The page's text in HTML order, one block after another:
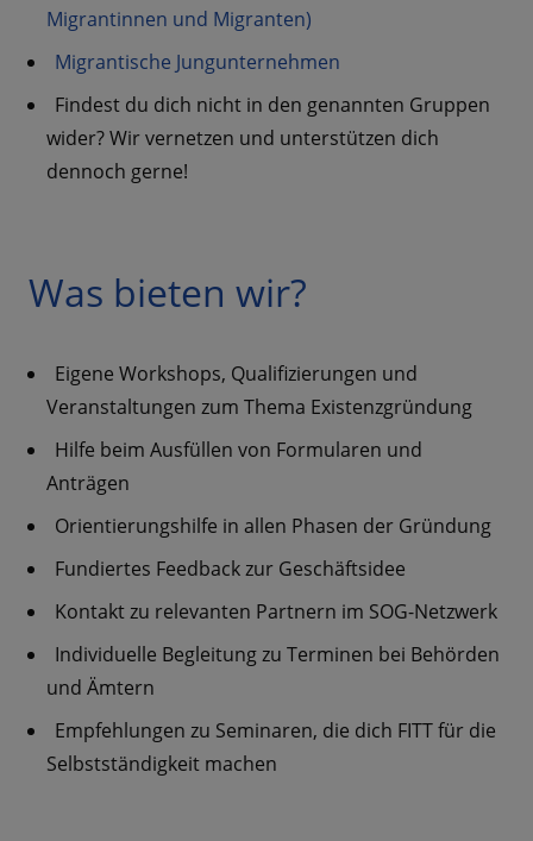
Migrantinnen und Migranten)
Migrantische Jungunternehmen
Findest du dich nicht in den genannten Gruppen
wider? Wir vernetzen und unterstützen dich
dennoch gerne!
Was bieten wir?
Eigene Workshops, Qualifizierungen und
Veranstaltungen zum Thema Existenzgründung
Hilfe beim Ausfüllen von Formularen und
Anträgen
Orientierungshilfe in allen Phasen der Gründung
Fundiertes Feedback zur Geschäftsidee
Kontakt zu relevanten Partnern im SOG-Netzwerk
Individuelle Begleitung zu Terminen bei Behörden
und Ämtern
Empfehlungen zu Seminaren, die dich FITT für die
Selbstständigkeit machen